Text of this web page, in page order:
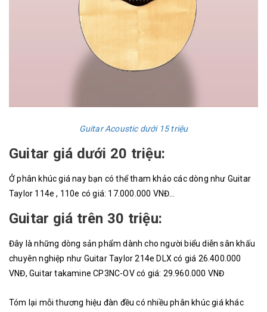
Guitar Acoustic dưới 15 triệu
Guitar giá dưới 20 triệu:
Ở phân khúc giá nay bạn có thể tham khảo các dòng như Guitar
Taylor 114e , 110e có giá: 17.000.000 VNĐ…
Guitar giá trên 30 triệu:
Đây là những dòng sản phẩm dành cho người biểu diễn sân khấu
chuyên nghiệp như Guitar Taylor 214e DLX có giá 26.400.000
VNĐ, Guitar takamine CP3NC-OV có giá: 29.960.000 VNĐ
Tóm lại mỗi thương hiệu đàn đều có nhiều phân khúc giá khác